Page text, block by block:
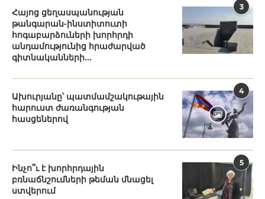
3
Հայոց ցեղասպանության
թանգարան-ինստիտուտի
հոգաբարձուների խորհրդի
անդամությունից հրաժարված
գիտնականների...
4
Ախուրյանը՝ պատմամշակութային
հարուստ ժառանգության
հասցեներով
5
Ինչո՞ւ է խորհրդային
բռնաճնշումների թեման մնացել
ստվերում